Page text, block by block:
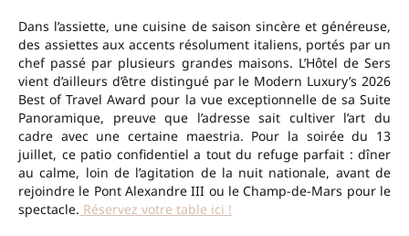
Dans l’assiette, une cuisine de saison sincère et généreuse,
des assiettes aux accents résolument italiens, portés par un
chef passé par plusieurs grandes maisons. L’Hôtel de Sers
vient d’ailleurs d’être distingué par le Modern Luxury’s 2026
Best of Travel Award pour la vue exceptionnelle de sa Suite
Panoramique, preuve que l’adresse sait cultiver l’art du
cadre avec une certaine maestria. Pour la soirée du 13
juillet, ce patio confidentiel a tout du refuge parfait : dîner
au calme, loin de l’agitation de la nuit nationale, avant de
rejoindre le Pont Alexandre III ou le Champ-de-Mars pour le
spectacle. Réservez votre table ici !